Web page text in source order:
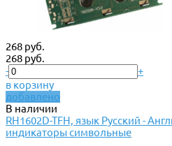
268 руб.
268 руб.
-
+
в корзину
добавлено
В наличии
RH1602D-TFH, язык Русский -
индикаторы символьные